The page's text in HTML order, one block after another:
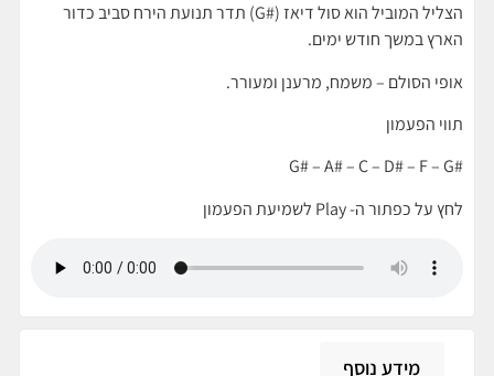
הצליל המוביל הוא סול דיאז (#G) תדר תנועת הירח סביב כדור
הארץ במשך חודש ימים.
אופי הסולם – משמח, מרענן ומעורר.
תווי הפעמון
#G# – A# – C – D# – F – G
לחץ על כפתור ה- Play לשמיעת הפעמון
מידע נוסף